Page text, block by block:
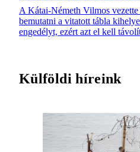
A Kátai-Németh Vilmos
bemutatni a vitatott tábla
engedélyt, ezért azt el kell
Külföldi híreink